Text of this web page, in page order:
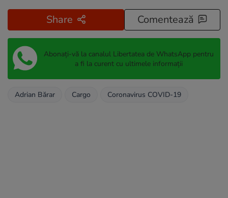
Share Comentează
Abonați-vă la canalul Libertatea de WhatsApp pentru
a fi la curent cu ultimele informații
Adrian Bărar Cargo Coronavirus COVID-19